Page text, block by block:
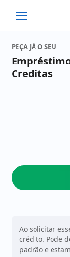
PEÇA JÁ O SEU
Creditas
Ao solicitar
crédito. Pode
padrão e